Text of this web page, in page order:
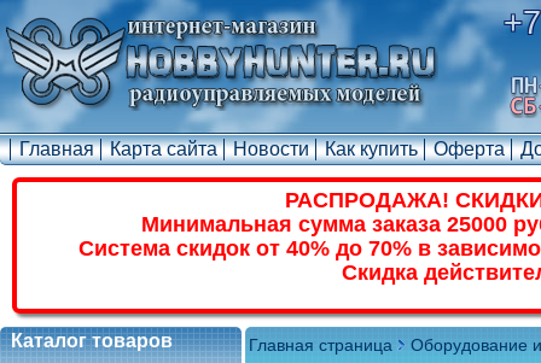
Главная Карта сайта Новости Как купить Оферта
РАСПРОДАЖА!
Минимальная сумма заказа 25000
Система скидок от 40% до 70% в
Скидка
Каталог товаров Главная страница Оборудование